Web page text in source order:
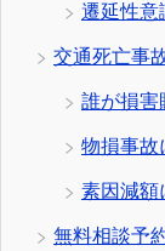
遷延性意
交通死亡事
誰が損害
物損事故
素因減額
無料相談予